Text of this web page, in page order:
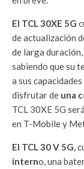
El TCL 30XE 5G
de actualización
de larga
sabiendo que su
a sus
disfrutar de una
TCL 30XE 5G
en T-Mobile y
El TCL 30 V 5G,
interno, una